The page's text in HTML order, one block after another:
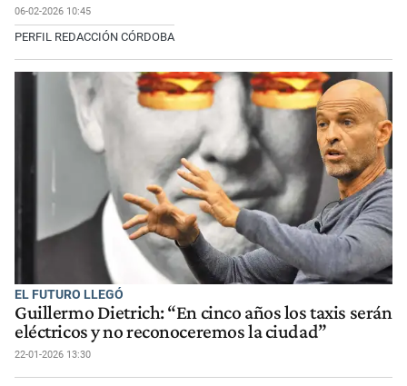
06-02-2026 10:45
PERFIL REDACCIÓN CÓRDOBA
EL FUTURO LLEGÓ
Guillermo Dietrich: “En cinco años los taxis serán
eléctricos y no reconoceremos la ciudad”
22-01-2026 13:30